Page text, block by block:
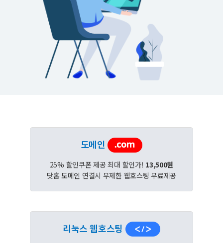
도메인
25% 할인쿠폰 제공 최대 할인가! 13,500원
닷홈 도메인 연결시 무제한 웹호스팅 무료제공
리눅스 웹호스팅